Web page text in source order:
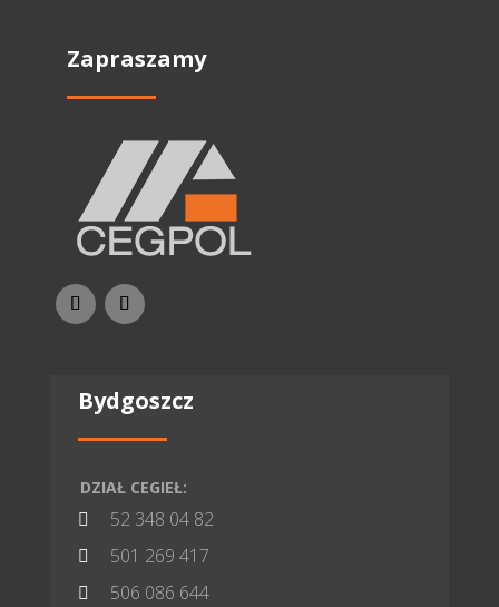
Zapraszamy
Bydgoszcz
DZIAŁ CEGIEŁ:
 52 348 04 82
 501 269 417
 506 086 644